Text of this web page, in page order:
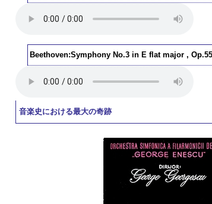
Beethoven:Symphony No.3 in E flat major ,
音楽史における最大の奇跡